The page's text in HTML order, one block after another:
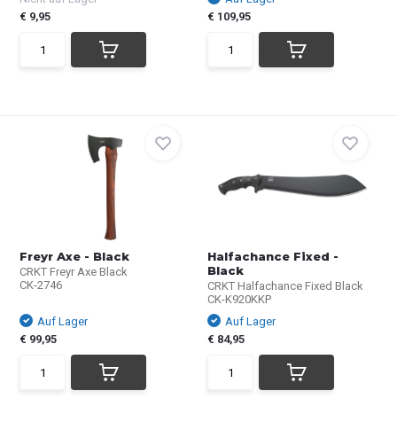
€ 9,95
€ 109,95
Freyr Axe - Black
CRKT Freyr Axe Black
CK-2746
Auf Lager
€ 99,95
Halfachance Fixed -
Black
CRKT Halfachance Fixed Black
CK-K920KKP
Auf Lager
€ 84,95